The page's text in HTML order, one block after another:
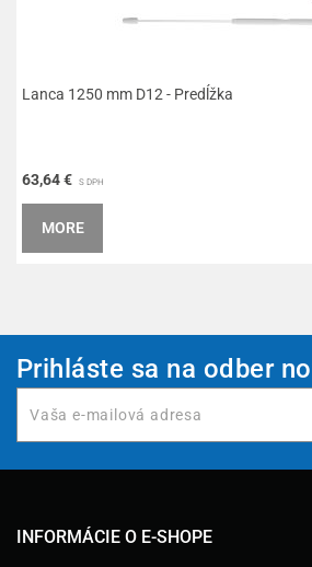
Lanca 1250 mm D12 - Predĺžka
63,64 € S DPH
MORE
Prihláste sa na odber
INFORMÁCIE O E-SHOPE